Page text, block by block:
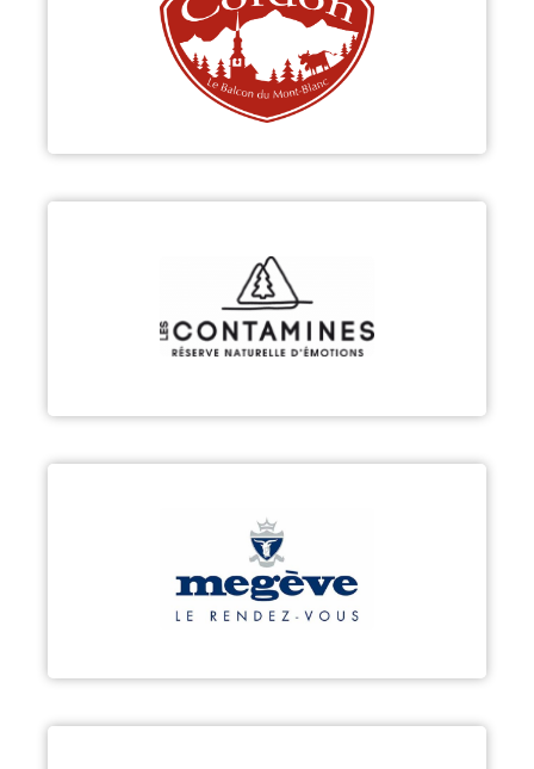
CORDON
Découvrir
LES CONTAMINES-MONTJOIE
Découvrir
MEGÈVE
Découvrir